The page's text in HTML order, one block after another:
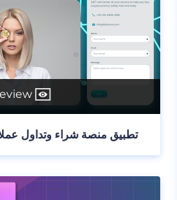
تطبيق منصة شراء وتداول